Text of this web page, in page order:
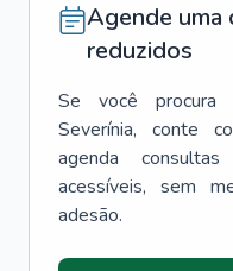
Agende uma
reduzidos
Se você procura
Severínia, conte
agenda
acessíveis, sem
adesão.